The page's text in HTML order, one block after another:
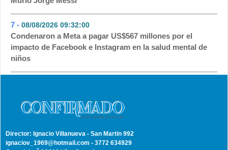
7 - 08/08/2026 09:32:00
Condenaron a Meta a pagar US$567 millones por el
impacto de Facebook e Instagram en la salud mental de
niños
Director: Ignacio Villanueva - San Martin 992
ignaciov_1969@hotmail.com - 3772 634929